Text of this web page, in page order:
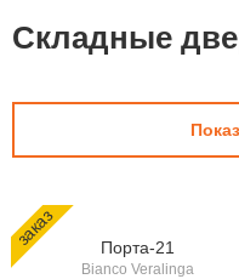
Складные
заказ Порта-21
Bianco Veralinga